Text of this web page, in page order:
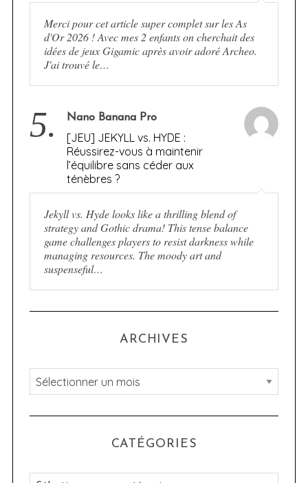
Merci pour cet article super complet sur les As
d'Or 2026 ! Avec mes 2 enfants on cherchait des
idées de jeux Gigamic après avoir adoré Archeo.
J'ai trouvé le…
5. Nano Banana Pro
[JEU] JEKYLL vs. HYDE :
Réussirez-vous à maintenir
l’équilibre sans céder aux
ténèbres ?
Jekyll vs. Hyde looks like a thrilling blend of
strategy and Gothic drama! This tense balance
game challenges players to resist darkness while
managing resources. The moody art and
suspenseful…
ARCHIVES
A
r
c
v
CATÉGORIES